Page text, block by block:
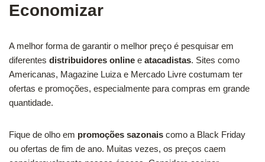
Economizar
A melhor forma de garantir o melhor preço é pesquisar em
diferentes distribuidores online e atacadistas. Sites como
Americanas, Magazine Luiza e Mercado Livre costumam ter
ofertas e promoções, especialmente para compras em grande
quantidade.
Fique de olho em promoções sazonais como a Black Friday
ou ofertas de fim de ano. Muitas vezes, os preços caem